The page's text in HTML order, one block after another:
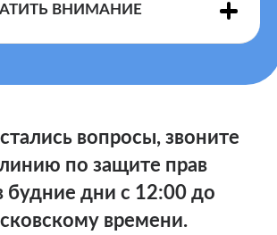
ПеречнемВНИМАНИЕ
вопросы, звоните
по защите прав
будние дни с 12:00 до
времени.